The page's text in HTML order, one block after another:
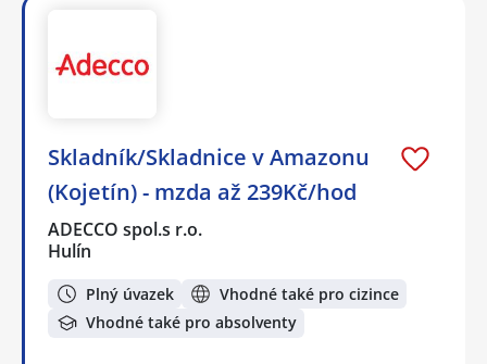
Skladník/Skladnice v Amazonu
(Kojetín) - mzda až 239Kč/hod
ADECCO spol.s r.o.
Hulín
Plný úvazek
Vhodné také pro cizince
Vhodné také pro absolventy